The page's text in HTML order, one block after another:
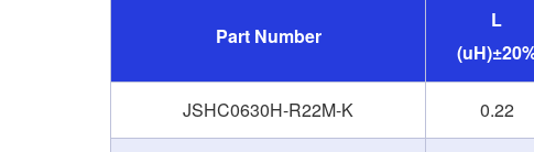
Part Number
L
JSHC0630H-R22M-K
0.22